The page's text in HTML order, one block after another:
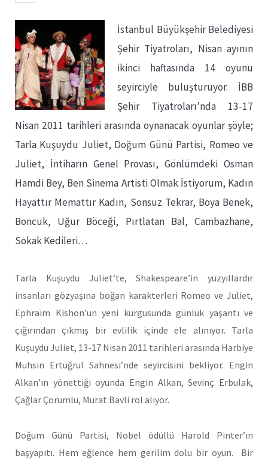
İstanbul Büyükşehir Belediyesi
Şehir Tiyatroları, Nisan ayının
ikinci haftasında 14 oyunu
seyirciyle buluşturuyor. İBB
Şehir Tiyatroları’nda 13-17
Nisan 2011 tarihleri arasında oynanacak oyunlar şöyle;
Tarla Kuşuydu Juliet, Doğum Günü Partisi, Romeo ve
Juliet, İntiharın Genel Provası, Gönlümdeki Osman
Hamdi Bey, Ben Sinema Artisti Olmak İstiyorum, Kadın
Hayattır Memattır Kadın, Sonsuz Tekrar, Boya Benek,
Boncuk, Uğur Böceği, Pırtlatan Bal, Cambazhane,
Sokak Kedileri…
Tarla Kuşuydu Juliet’te, Shakespeare’in yüzyıllardır
insanları gözyaşına boğan karakterleri Romeo ve Juliet,
Ephraim Kishon’un yeni kurgusunda günlük yaşantı ve
çığırından çıkmış bir evlilik içinde ele alınıyor. Tarla
Kuşuydu Juliet, 13-17 Nisan 2011 tarihleri arasında Harbiye
Muhsin Ertuğrul Sahnesi’nde seyircisini bekliyor. Engin
Alkan’ın yönettiği oyunda Engin Alkan, Sevinç Erbulak,
Çağlar Çorumlu, Murat Bavli rol alıyor.
Doğum Günü Partisi, Nobel ödüllü Harold Pinter’ın
başyapıtı. Hem eğlence hem gerilim dolu bir oyun. Bir